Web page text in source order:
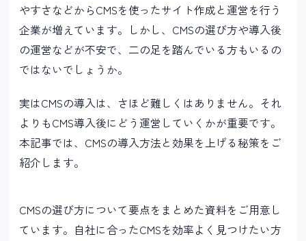
やすさなどからCMSを使ったサイト作成と運営を行う
企業が増えています。しかし、CMSの選び方や導入後
の運営などが不安で、二の足を踏んでいる方もいるの
ではないでしょうか。
実はCMSの導入は、さほど難しくはありません。それ
よりもCMS導入後にどう運営していくかが重要です。
本記事では、CMSの導入方法と効果を上げる秘策をご
紹介します。
CMSの選び方について要点をまとめた資料をご用意し
ています。自社に合ったCMSを効率よく見つけたい方